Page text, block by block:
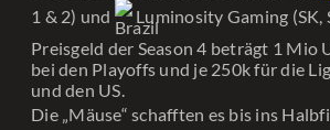
1 & 2) und
Luminosity Gaming (SK,
Preisgeld der Season 4 beträgt 1 Mio
bei den Playoffs und je 250k für die
und den US.
Die „Mäuse“ schafften es bis ins